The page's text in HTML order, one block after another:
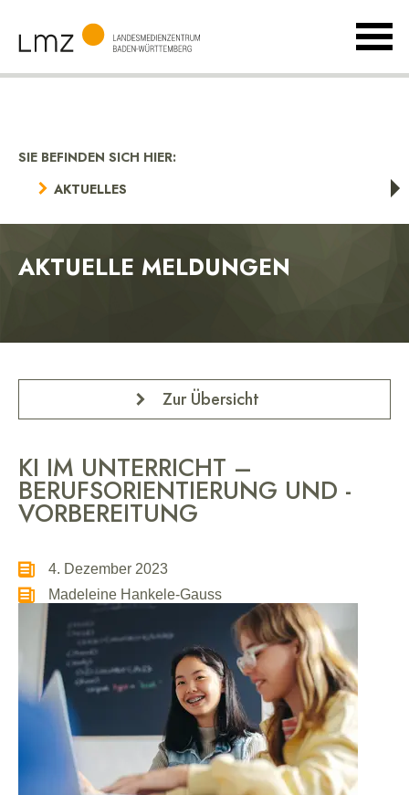
Baden-
SIE BEFINDEN SICH HIER:
AKTUELLES
AKTUELLE MELDUNGEN
Zur Übersicht
KI IM UNTERRICHT –
BERUFSORIENTIERUNG UND -
VORBEREITUNG
4. Dezember 2023
Madeleine Hankele-Gauss